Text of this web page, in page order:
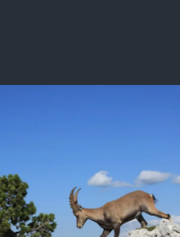
Unterkünfte auf
in Isère könnten genau das